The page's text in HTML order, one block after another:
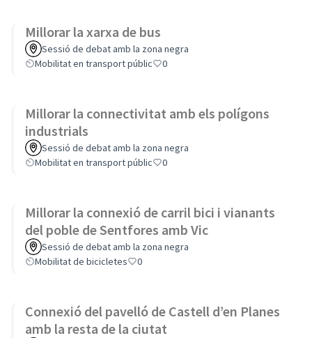
Millorar la xarxa de bus
Sessió de debat amb la zona negra
Mobilitat en transport públic
0
Millorar la connectivitat amb els polígons
industrials
Sessió de debat amb la zona negra
Mobilitat en transport públic
0
Millorar la connexió de carril bici i vianants
del poble de Sentfores amb Vic
Sessió de debat amb la zona negra
Mobilitat de bicicletes
0
Connexió del pavelló de Castell d’en Planes
amb la resta de la ciutat